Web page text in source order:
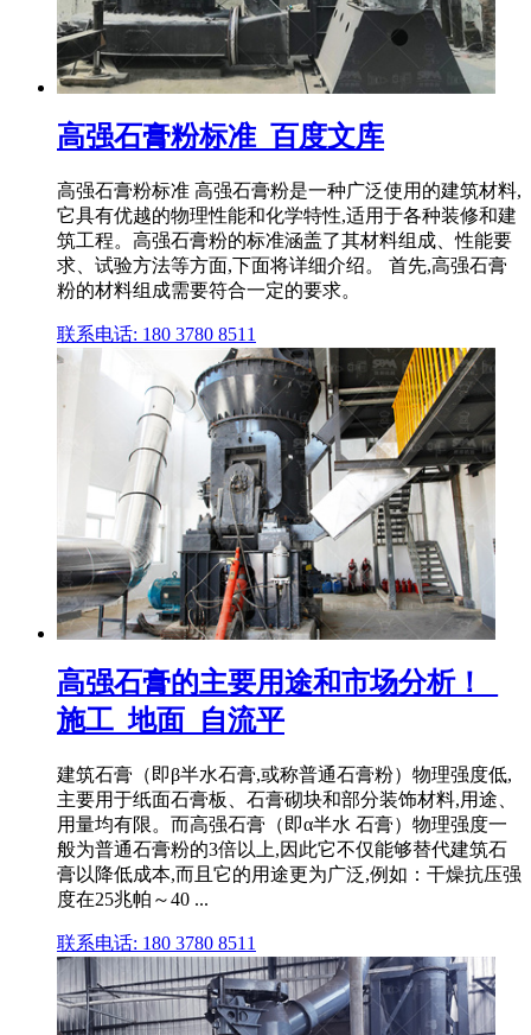
高强石膏粉标准_百度文库
高强石膏粉标准 高强石膏粉是一种广泛使用的建筑材料,
它具有优越的物理性能和化学特性,适用于各种装修和建
筑工程。高强石膏粉的标准涵盖了其材料组成、性能要
求、试验方法等方面,下面将详细介绍。 首先,高强石膏
粉的材料组成需要符合一定的要求。
联系电话: 180 3780 8511
高强石膏的主要用途和市场分析！_
施工_地面_自流平
建筑石膏（即β半水石膏,或称普通石膏粉）物理强度低,
主要用于纸面石膏板、石膏砌块和部分装饰材料,用途、
用量均有限。而高强石膏（即α半水 石膏）物理强度一
般为普通石膏粉的3倍以上,因此它不仅能够替代建筑石
膏以降低成本,而且它的用途更为广泛,例如：干燥抗压强
度在25兆帕～40 ...
联系电话: 180 3780 8511